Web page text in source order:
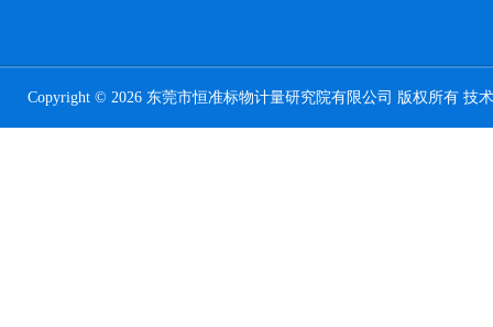
Copyright © 2026 东莞市恒准标物计量研究院有限公司 版权所有 技